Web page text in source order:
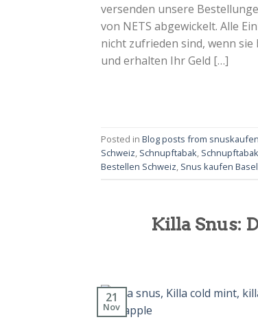
versenden unsere
von NETS abgewickelt. Alle
nicht zufrieden sind, wenn
und erhalten Ihr Geld […]
Posted in Blog posts from
Schweiz, Schnupftabak,
Bestellen Schweiz, Snus kaufen Basel
Killa Snus:
21
Nov